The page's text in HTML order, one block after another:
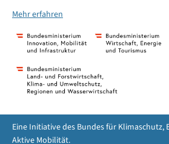
Mehr erfahren
Eine Initiative des Bundes für Klimaschutz,
Aktive Mobilität.